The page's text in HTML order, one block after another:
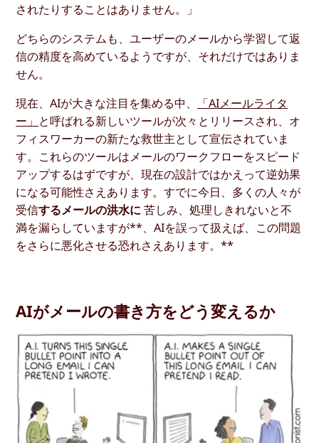
されたりすることはありません。」
どちらのシステムも、ユーザーのメールから学習して返
信の精度を高めているようですが、それだけではありま
せん。
現在、AIが大きな注目を集める中、
「AIメールライタ
ー」 と呼ばれる新しいツールが次々とリリースされ、オ
フィスワーカーの新たな救世主として宣伝されていま
す。これらのツールはメールのワークフローをスピード
アップするはずですが、現在の設計ではかえって逆効果
になる可能性さえあります。すでに今日、多くの人々が
受信するメールの洪水に 苦しみ、処理しきれないと不
満を漏らしていますが**、AIを誤って扱えば、この問題
をさらに悪化させる恐れさえあります。**
AIがメールの書き方をどう変えるか